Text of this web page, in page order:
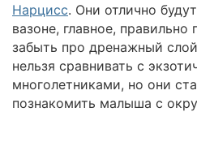
Нарцисс. Они отлично
вазоне, главное,
забыть про дренажный
нельзя сравнивать с
многолетниками, но они
познакомить малыша с